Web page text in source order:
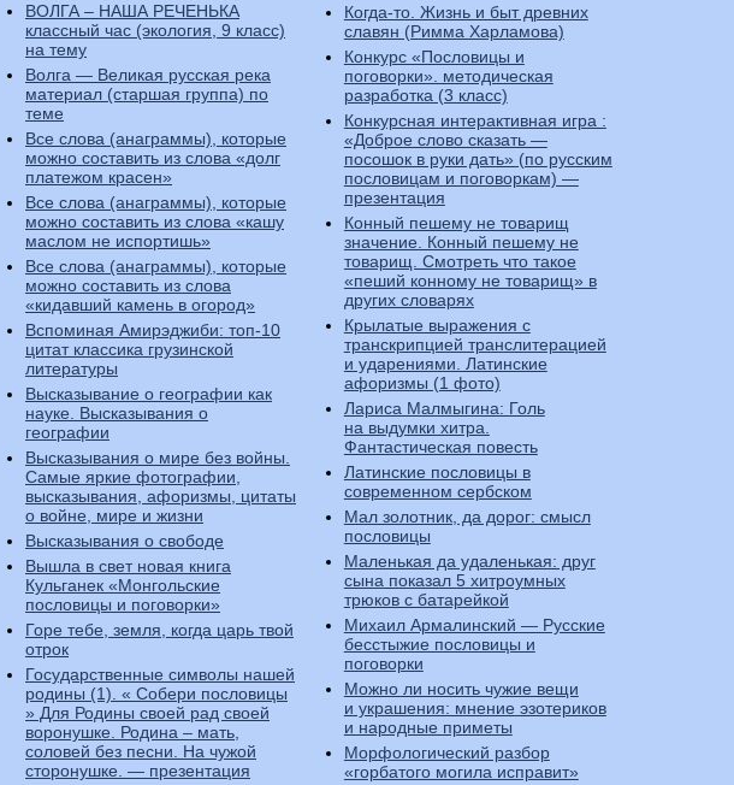
ВОЛГА – НАША РЕЧЕНЬКА
классный час (экология, 9 класс)
на тему
Волга — Великая русская река
материал (старшая группа) по
теме
Все слова (анаграммы), которые
можно составить из слова «долг
платежом красен»
Все слова (анаграммы), которые
можно составить из слова «кашу
маслом не испортишь»
Все слова (анаграммы), которые
можно составить из слова
«кидавший камень в огород»
Вспоминая Амирэджиби: топ-10
цитат классика грузинской
литературы
Высказывание о географии как
науке. Высказывания о
географии
Высказывания о мире без войны.
Самые яркие фотографии,
высказывания, афоризмы, цитаты
о войне, мире и жизни
Высказывания о свободе
Вышла в свет новая книга
Кульганек «Монгольские
пословицы и поговорки»
Горе тебе, земля, когда царь твой
отрок
Государственные символы нашей
родины (1). « Собери пословицы
» Для Родины своей рад своей
воронушке. Родина – мать,
соловей без песни. На чужой
сторонушке. — презентация
Когда-то. Жизнь и быт древних
славян (Римма Харламова)
Конкурс «Пословицы и
поговорки». методическая
разработка (3 класс)
Конкурсная интерактивная игра :
«Доброе слово сказать —
посошок в руки дать» (по русским
пословицам и поговоркам) —
презентация
Конный пешему не товарищ
значение. Конный пешему не
товарищ. Смотреть что такое
«пеший конному не товарищ» в
других словарях
Крылатые выражения с
транскрипцией транслитерацией
и ударениями. Латинские
афоризмы (1 фото)
Лариса Малмыгина: Голь
на выдумки хитра.
Фантастическая повесть
Латинские пословицы в
современном сербском
Мал золотник, да дорог: смысл
пословицы
Маленькая да удаленькая: друг
сына показал 5 хитроумных
трюков с батарейкой
Михаил Армалинский — Русские
бесстыжие пословицы и
поговорки
Можно ли носить чужие вещи
и украшения: мнение эзотериков
и народные приметы
Морфологический разбор
«горбатого могила исправит»